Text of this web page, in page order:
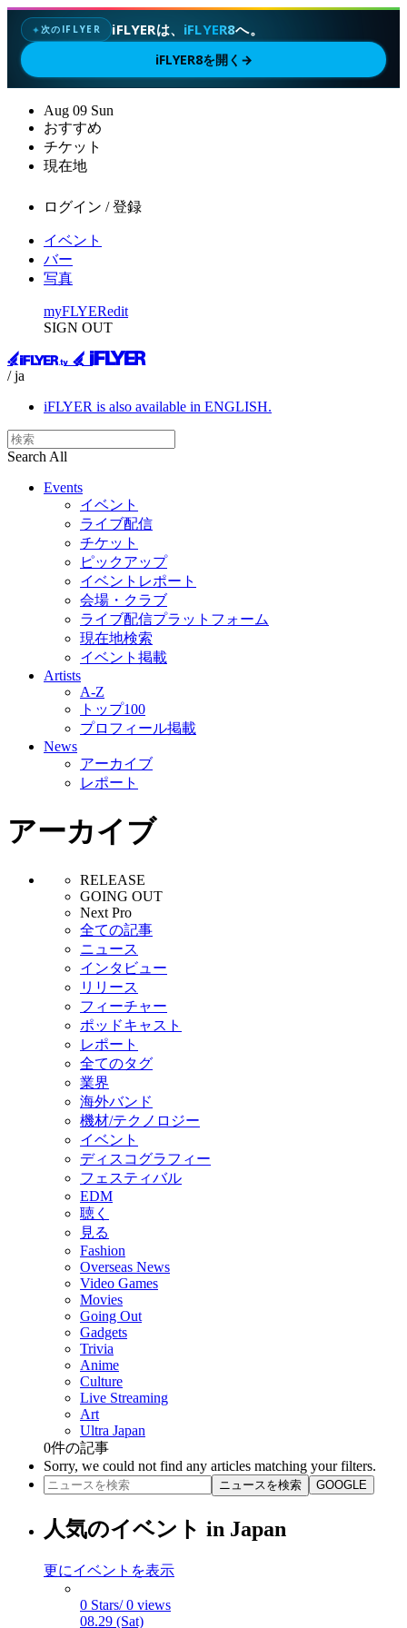
✦次のIFLYER iFLYERは、 iFLYER8へ。
iFLYER8を開く →
Aug 09 Sun
おすすめ
チケット
現在地
ログイン / 登録
イベント
バー
写真
myFLYERedit
SIGN OUT
/ ja
iFLYER is also available in ENGLISH.
Search All
Events
イベント
ライブ配信
チケット
ピックアップ
イベントレポート
会場・クラブ
ライブ配信プラットフォーム
現在地検索
イベント掲載
Artists
A-Z
トップ100
プロフィール掲載
News
アーカイブ
レポート
アーカイブ
RELEASE
GOING OUT
Next Pro
全ての記事
ニュース
インタビュー
リリース
フィーチャー
ポッドキャスト
レポート
全てのタグ
業界
海外バンド
機材/テクノロジー
イベント
ディスコグラフィー
フェスティバル
EDM
聴く
見る
Fashion
Overseas News
Video Games
Movies
Going Out
Gadgets
Trivia
Anime
Culture
Live Streaming
Art
Ultra Japan
0件の記事
Sorry, we could not find any articles matching your filters.
ニュースを検索 GOOGLE
人気のイベント in Japan
更にイベントを表示
0 Stars/ 0 views
08.29 (Sat)